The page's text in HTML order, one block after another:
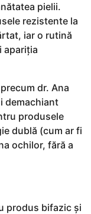
pielii.
rezistente la
iar o rutină
apariția
dr. Ana
demachiant
produsele
dublă (cum ar fi
ochilor, fără a
produs bifazic și